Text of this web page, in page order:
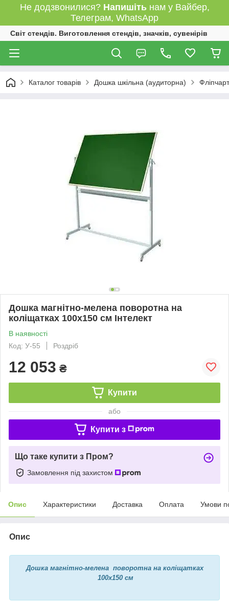
Не додзвонилися? Напишітьнам у Вайбер,
Телеграм, WhatsApp
Світ стендів. Виготовлення стендів, значків, сувенірів
Каталог товарів Дошка шкільна (аудиторна)
Дошка магнітно-мелена поворотна на
коліщатках 100х150 см Інтелект
В наявності
Код: У-55
Роздріб
12 053 ₴
Купити
або
Купити з
Що таке купити з Пром?
Замовлення під захистом
Опис Характеристики Доставка Оплата Умови
Опис
Дошка магнітно-мелена поворотна на коліщатках
100х150 см